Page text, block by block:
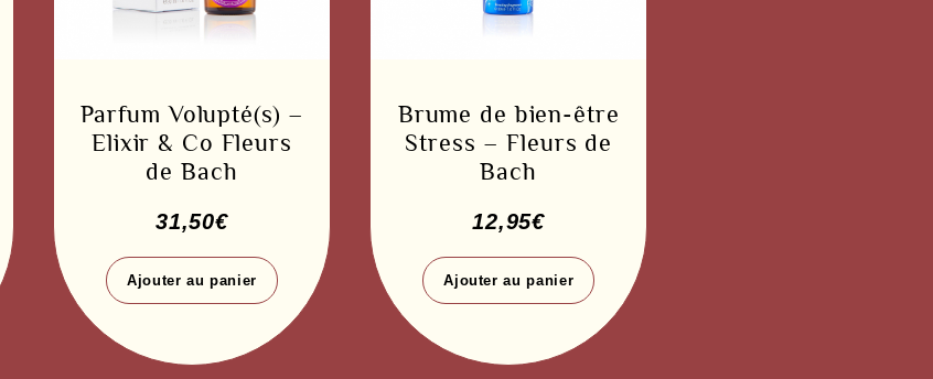
Parfum Volupté(s) –
Elixir & Co Fleurs
de Bach
31,50€
Ajouter au panier
Brume de bien-être
Stress – Fleurs de
Bach
12,95€
Ajouter au panier